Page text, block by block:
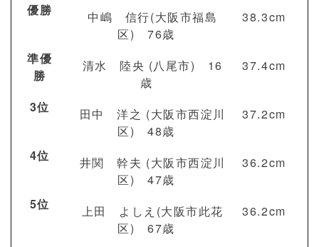
優勝
中嶋 信行(大阪市福島
区) 76歳
38.3cm
準優
勝
清水 陸央 (八尾市) 16
歳
37.4cm
3位
田中 洋之 (大阪市西淀川
区) 48歳
37.2cm
4位
井関 幹夫 (大阪市西淀川
区) 47歳
36.2cm
5位
上田 よしえ(大阪市此花
区) 67歳
36.2cm